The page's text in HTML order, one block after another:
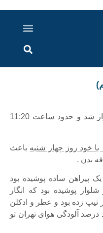
برگزار شد و حدود ساعت 11:20
یا خود روز چهار شنبه باعث
بدن .
پیراهن ساده پوشیده بود
پوشیده بود که انگار
تیپ زده بود و عطر و ادکلن
آلودگی هوای تهران تو